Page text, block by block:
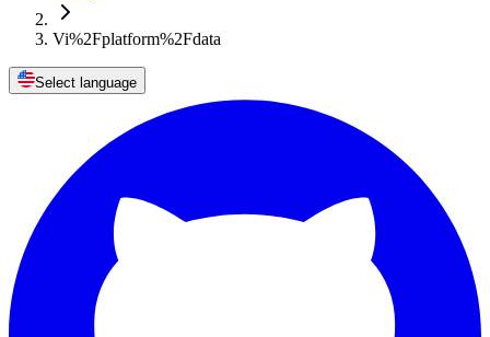
Vi%2Fplatform%2Fdata
Select language